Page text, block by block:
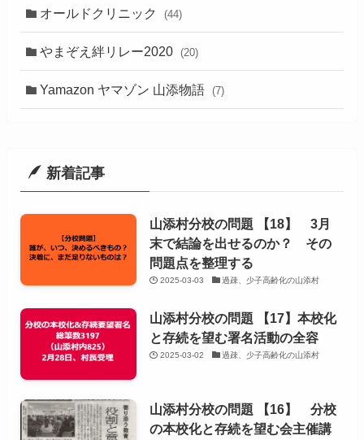
オールドクリニック (44)
やまぞえ絆リレー2020 (20)
Yamazon ヤマゾン 山添物語 (7)
新着記事
山添村分校の問題 【18】 3月
末で結論を出せるのか？ その
問題点を整理する
2025-03-03 過疎、少子高齢化の山添村
山添村分校の問題 【17】本校化
と存続を望む署名活動の全容
2025-03-02 過疎、少子高齢化の山添村
山添村分校の問題 【16】 分校
の本校化と存続を望む会主催講